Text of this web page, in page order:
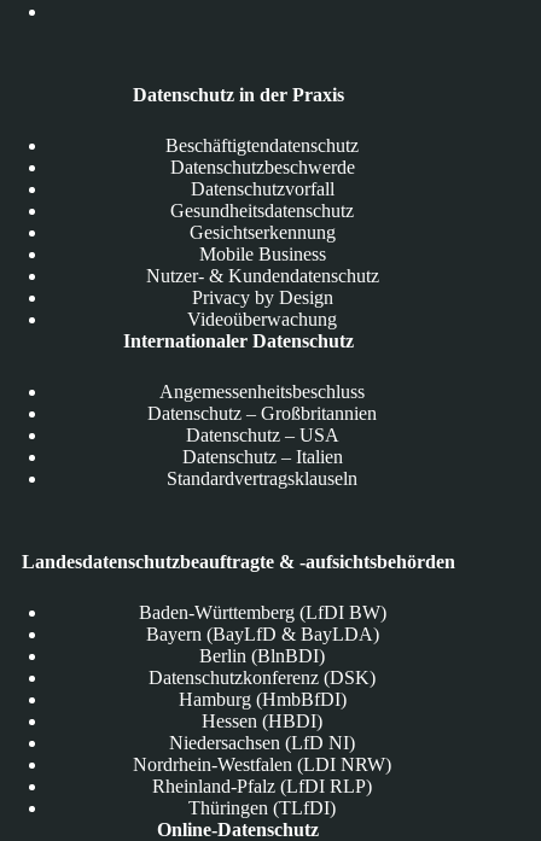
Datenschutz in der Praxis
Beschäftigtendatenschutz
Datenschutzbeschwerde
Datenschutzvorfall
Gesundheitsdatenschutz
Gesichtserkennung
Mobile Business
Nutzer- & Kundendatenschutz
Privacy by Design
Videoüberwachung
Internationaler Datenschutz
Angemessenheitsbeschluss
Datenschutz – Großbritannien
Datenschutz – USA
Datenschutz – Italien
Standardvertragsklauseln
Landesdatenschutzbeauftragte & -aufsichtsbehörden
Baden-Württemberg (LfDI BW)
Bayern (BayLfD & BayLDA)
Berlin (BlnBDI)
Datenschutzkonferenz (DSK)
Hamburg (HmbBfDI)
Hessen (HBDI)
Niedersachsen (LfD NI)
Nordrhein-Westfalen (LDI NRW)
Rheinland-Pfalz (LfDI RLP)
Thüringen (TLfDI)
Online-Datenschutz